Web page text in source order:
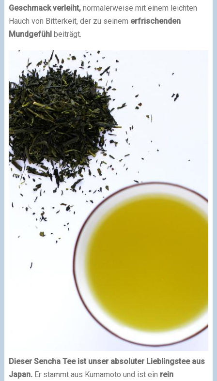
Geschmack verleiht,normalerweise mit einem leichten
Hauch von Bitterkeit, der zu seinem erfrischenden
Mundgefühl beiträgt.
Dieser Sencha Tee ist unser absoluter Lieblingstee aus
Japan.Er stammt aus Kumamoto und ist ein rein